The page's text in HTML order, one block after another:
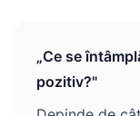
„Ce se
pozitiv?"